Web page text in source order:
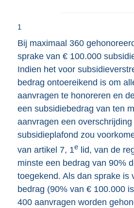
1
Bij maximaal 360
sprake van € 100.000
Indien het voor
bedrag ontoereikend is om
aanvragen te honoreren en
een subsidiebedrag van ten
aanvragen een
subsidieplafond zou
van artikel 7, 1e lid, van de
minste een bedrag van 90%
toegekend. Als dan sprake is
bedrag (90% van € 100.000
400 aanvragen worden